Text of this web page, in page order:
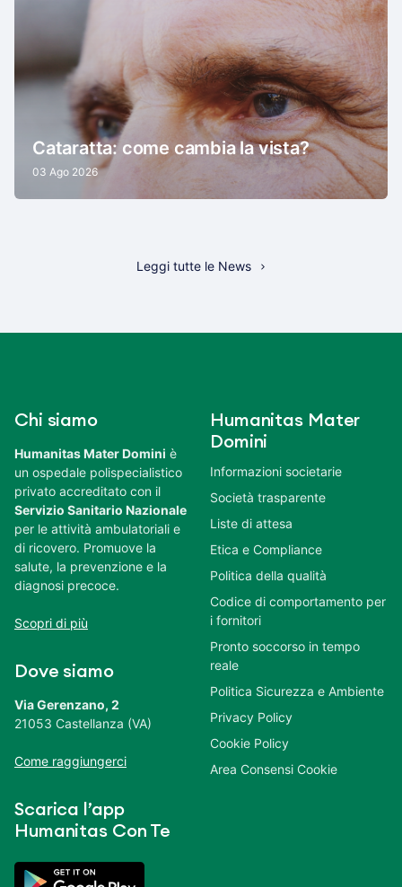
Cataratta: come cambia la vista?
03 Ago 2026
Leggi tutte le News
Chi siamo
Humanitas Mater Domini è
un ospedale polispecialistico
privato accreditato con il
Servizio Sanitario Nazionale
per le attività ambulatoriali e
di ricovero. Promuove la
salute, la prevenzione e la
diagnosi precoce.
Scopri di più
Dove siamo
Via Gerenzano, 2
21053 Castellanza (VA)
Come raggiungerci
Scarica l’app
Humanitas Con Te
Humanitas Mater
Domini
Informazioni societarie
Società trasparente
Liste di attesa
Etica e Compliance
Politica della qualità
Codice di comportamento per
i fornitori
Pronto soccorso in tempo
reale
Politica Sicurezza e Ambiente
Privacy Policy
Cookie Policy
Area Consensi Cookie